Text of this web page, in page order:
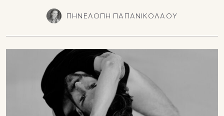
ΠΗΝΕΛΟΠΗ ΠΑΠΑΝΙΚΟΛΑΟΥ